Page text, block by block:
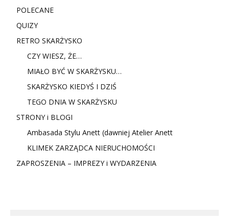
POLECANE
QUIZY
RETRO SKARŻYSKO
CZY WIESZ, ŻE…
MIAŁO BYĆ W SKARŻYSKU…
SKARŻYSKO KIEDYŚ I DZIŚ
TEGO DNIA W SKARŻYSKU
STRONY i BLOGI
Ambasada Stylu Anett (dawniej Atelier Anett
KLIMEK ZARZĄDCA NIERUCHOMOŚCI
ZAPROSZENIA – IMPREZY i WYDARZENIA